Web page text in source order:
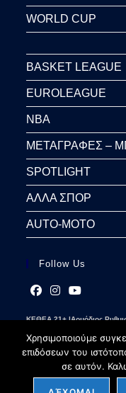
WORLD CUP
BASKET LEAGUE
EUROLEAGUE
NBA
ΜΕΤΑΓΡΑΦΕΣ –
SPOTLIGHT
ΑΛΛΑ ΣΠΟΡ
AUTO-MOTO
Follow Us
in
a
new
in
a
new
tab
in
a
new
tab
ΚΕΘΕΑ 21+ |Αρμόδιος
Χρησιμοποιούμε
επιδόσεων του
σε αυτόν.